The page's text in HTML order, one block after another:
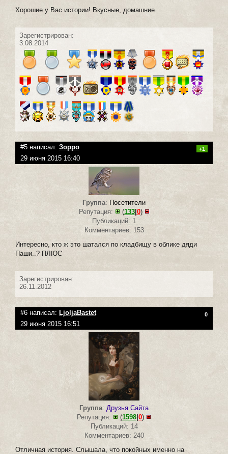
Хорошие у Вас истории! Вкусные, домашние.
Зарегистрирован:
3.08.2014
#5 написал: Зорро +1
29 июня 2015 16:40
Группа: Посетители
Репутация:
(133| 0)
Публикаций: 1
Комментариев: 153
Интересно, кто ж это шатался по кладбищу в облике дяди
Паши..? ПЛЮС
Зарегистрирован:
26.11.2012
#6 написал: LjoljaBastet 0
29 июня 2015 16:51
Группа: Друзья Сайта
Репутация:
(1598 0)
Публикаций: 14
Комментариев: 240
Отличная история. Слышала, что покойных именно на